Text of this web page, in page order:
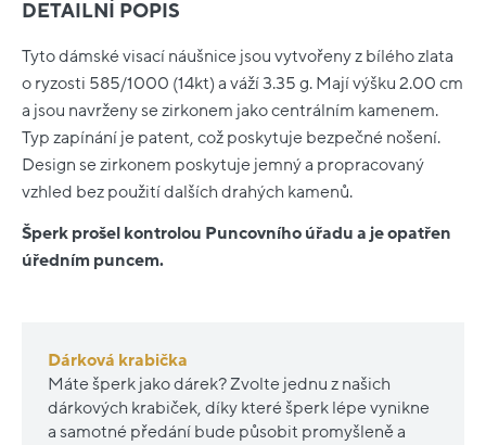
DETAILNÍ POPIS
Tyto dámské visací náušnice jsou vytvořeny z bílého zlata
o ryzosti 585/1000 (14kt) a váží 3.35 g. Mají výšku 2.00 cm
a jsou navrženy se zirkonem jako centrálním kamenem.
Typ zapínání je patent, což poskytuje bezpečné nošení.
Design se zirkonem poskytuje jemný a propracovaný
vzhled bez použití dalších drahých kamenů.
Šperk prošel kontrolou Puncovního úřadu a je opatřen
úředním puncem.
Dárková krabička
Máte šperk jako dárek? Zvolte jednu z našich
dárkových krabiček, díky které šperk lépe vynikne
a samotné předání bude působit promyšleně a